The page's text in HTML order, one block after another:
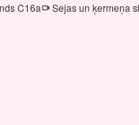
C16avideocam Sejas un ķermeņa